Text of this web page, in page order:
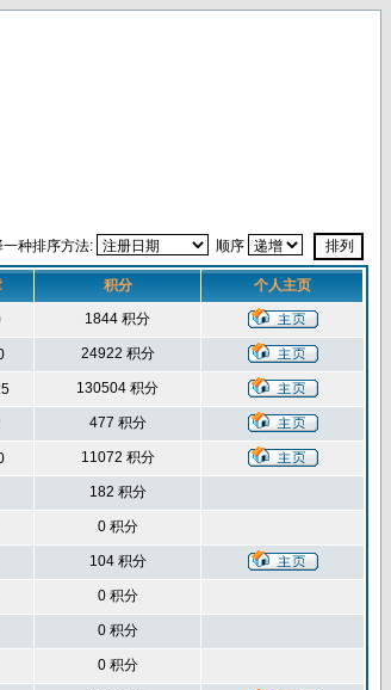
一种排序方法: 顺序
积分 个人主页
1844 积分
24922 积分
130504 积分
477 积分
11072 积分
182 积分
0 积分
104 积分
0 积分
0 积分
0 积分